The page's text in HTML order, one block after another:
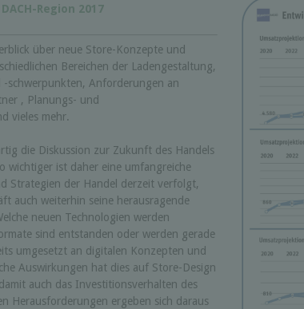
Region 2017
über neue Store-Konzepte und
Bereichen der Ladengestaltung,
schwerpunkten, Anforderungen an
, Planungs- und
vieles mehr.
die Diskussion zur Zukunft des Handels
wichtiger ist daher eine umfangreiche
Strategien der Handel derzeit verfolgt,
auch weiterhin seine herausragende
neuen Technologien werden
sind entstanden oder werden gerade
umgesetzt an digitalen Konzepten und
Auswirkungen hat dies auf Store-Design
auch das Investitionsverhalten des
Herausforderungen ergeben sich daraus